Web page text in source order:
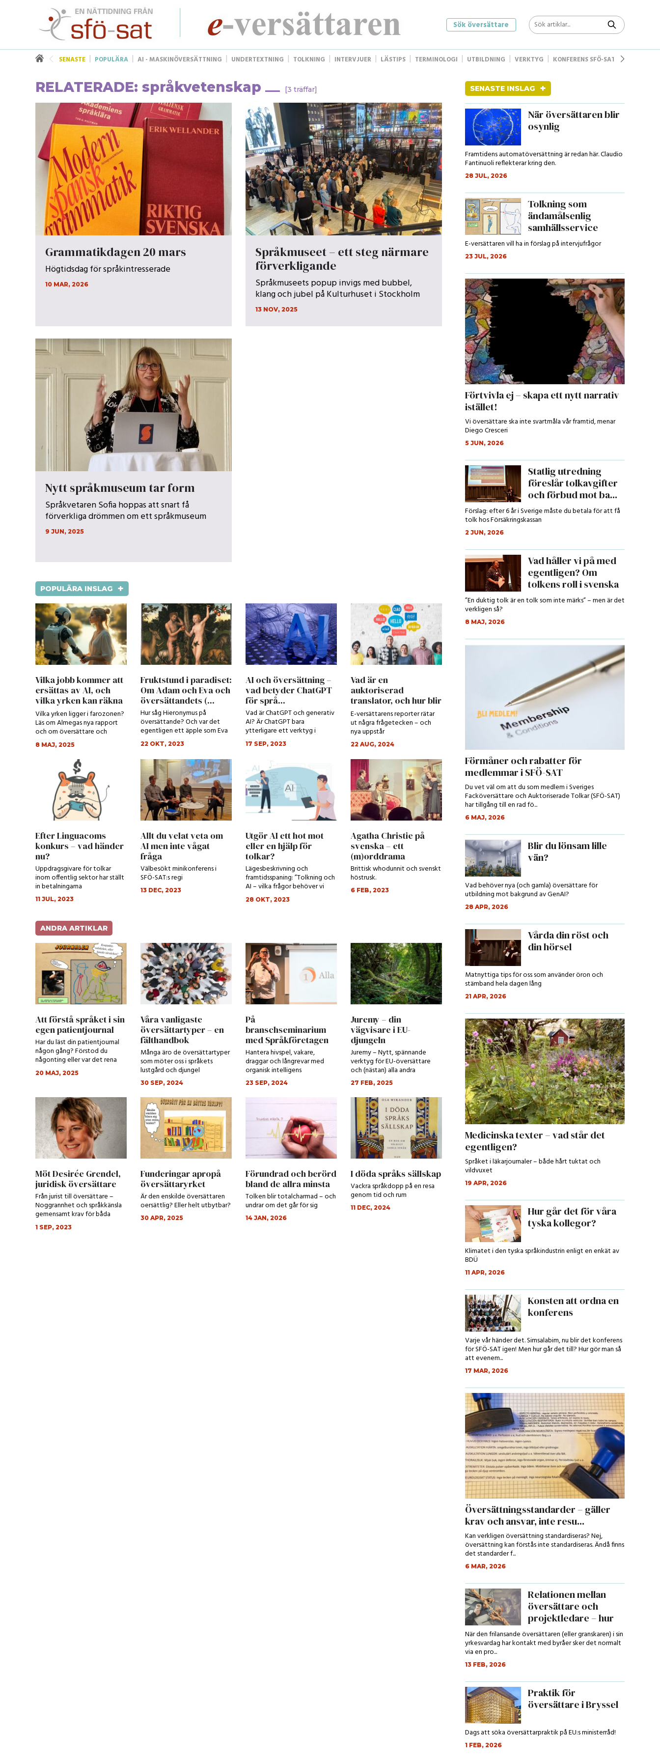
Sök översättare
SENASTE POPULÄRA AI - MASKINÖVERSÄTTNING UNDERTEXTNING TOLKNING INTERVJUER LÄSTIPS TERMINOLOGI UTBILDNING VERKTYG KONFERENS SFÖ-SAT
RELATERADE: språkvetenskap [3 träffar]
Grammatikdagen 20 mars
Högtidsdag för språkintresserade
10 MAR, 2026
Språkmuseet – ett steg närmare
förverkligande
Språkmuseets popup invigs med bubbel,
klang och jubel på Kulturhuset i Stockholm
13 NOV, 2025
Nytt språkmuseum tar form
Språkvetaren Sofia hoppas att snart få
förverkliga drömmen om ett språkmuseum
9 JUN, 2025
POPULÄRA INSLAG +
Vilka jobb kommer att
ersättas av AI, och
vilka yrken kan räkna
m...
Vilka yrken ligger i farozonen?
Läs om Almegas nya rapport
och om översättare och
tolkars spådda yrk...
8 MAJ, 2025
Fruktstund i paradiset:
Om Adam och Eva och
översättandets (...
Hur såg Hieronymus på
översättande? Och var det
egentligen ett äpple som Eva
åt?
22 OKT, 2023
AI och översättning –
vad betyder ChatGPT
för språ...
Vad är ChatGPT och generativ
AI? Är ChatGPT bara
ytterligare ett verktyg i
verktygslådan?
17 SEP, 2023
Vad är en
auktoriserad
translator, och hur blir
man det?
E-versättarens reporter rätar
ut några frågetecken – och
nya uppstår
22 AUG, 2024
Efter Linguacoms
konkurs – vad händer
nu?
Uppdragsgivare för tolkar
inom offentlig sektor har ställt
in betalningarna
11 JUL, 2023
Allt du velat veta om
AI men inte vågat
fråga
Välbesökt minikonferens i
SFÖ-SAT:s regi
13 DEC, 2023
Utgör AI ett hot mot
eller en hjälp för
tolkar?
Lägesbeskrivning och
framtidsspaning: ”Tolkning och
AI – vilka frågor behöver vi
ställa?”
28 OKT, 2023
Agatha Christie på
svenska – ett
(m)orddrama
Brittisk whodunnit och svenskt
höstrusk.
6 FEB, 2023
ANDRA ARTIKLAR
Att förstå språket i sin
egen patientjournal
Har du läst din patientjournal
någon gång? Förstod du
någonting eller var det rena
grekiskan?
20 MAJ, 2025
Våra vanligaste
översättartyper – en
fälthandbok
Många äro de översättartyper
som möter oss i språkets
lustgård och djungel
30 SEP, 2024
På
branschseminarium
med Språkföretagen
Hantera hivspel, vakare,
draggar och långrevar med
organisk intelligens
23 SEP, 2024
Juremy – din
vägvisare i EU-
djungeln
Juremy – Nytt, spännande
verktyg för EU-översättare
och (nästan) alla andra
27 FEB, 2025
Möt Desirée Grendel,
juridisk översättare
Från jurist till översättare –
Noggrannhet och språkkänsla
gemensamt krav för båda
yrkena
1 SEP, 2023
Funderingar apropå
översättaryrket
Är den enskilde översättaren
oersättlig? Eller helt utbytbar?
30 APR, 2025
Förundrad och berörd
bland de allra minsta
Tolken blir totalcharmad – och
undrar om det går för sig
14 JAN, 2026
I döda språks sällskap
Vackra språkdopp på en resa
genom tid och rum
11 DEC, 2024
SENASTE INSLAG +
När översättaren blir
osynlig
Framtidens automatöversättning är redan här. Claudio
Fantinuoli reflekterar kring den.
28 JUL, 2026
Tolkning som
ändamålsenlig
samhällsservice
E-versättaren vill ha in förslag på intervjufrågor
23 JUL, 2026
Förtvivla ej – skapa ett nytt narrativ
istället!
Vi översättare ska inte svartmåla vår framtid, menar
Diego Cresceri
5 JUN, 2026
Statlig utredning
föreslår tolkavgifter
och förbud mot ba...
Förslag: efter 6 år i Sverige måste du betala för att få
tolk hos Försäkringskassan
2 JUN, 2026
Vad håller vi på med
egentligen? Om
tolkens roll i svenska
r...
”En duktig tolk är en tolk som inte märks” – men är det
verkligen så?
8 MAJ, 2026
Förmåner och rabatter för
medlemmar i SFÖ-SAT
Du vet väl om att du som medlem i Sveriges
Facköversättare och Auktoriserade Tolkar (SFÖ-SAT)
har tillgång till en rad fö...
6 MAJ, 2026
Blir du lönsam lille
vän?
Vad behöver nya (och gamla) översättare för
utbildning mot bakgrund av GenAI?
28 APR, 2026
Vårda din röst och
din hörsel
Matnyttiga tips för oss som använder öron och
stämband hela dagen lång
21 APR, 2026
Medicinska texter – vad står det
egentligen?
Språket i läkarjournaler – både hårt tuktat och
vildvuxet
19 APR, 2026
Hur går det för våra
tyska kollegor?
Klimatet i den tyska språkindustrin enligt en enkät av
BDÜ
11 APR, 2026
Konsten att ordna en
konferens
Varje vår händer det. Simsalabim, nu blir det konferens
för SFÖ-SAT igen! Men hur går det till? Hur gör man så
att evenem...
17 MAR, 2026
Översättningsstandarder – gäller
krav och ansvar, inte resu...
Kan verkligen översättning standardiseras? Nej,
översättning kan förstås inte standardiseras. Ändå finns
det standarder f...
6 MAR, 2026
Relationen mellan
översättare och
projektledare – hur
ser den ut?...
När den frilansande översättaren (eller granskaren) i sin
yrkesvardag har kontakt med byråer sker det normalt
via en pro...
13 FEB, 2026
Praktik för
översättare i Bryssel
Dags att söka översättarpraktik på EU:s ministerråd!
1 FEB, 2026